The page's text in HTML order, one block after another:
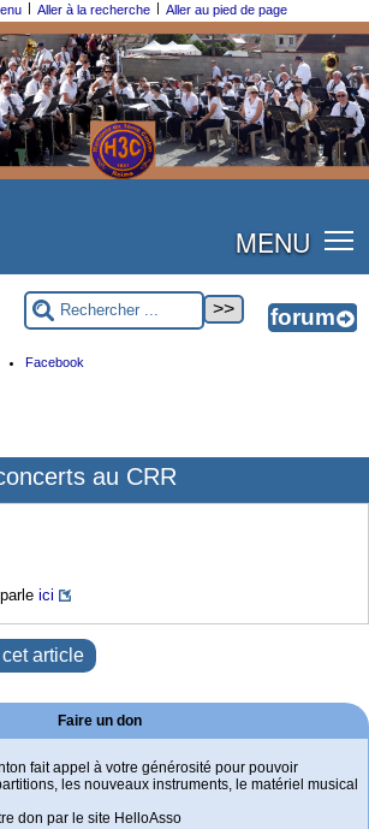
| Aller à la recherche | Aller au pied de page
MENU
Facebook
au CRR
ici
article
Faire un don
fait appel à votre générosité pour pouvoir
les nouveaux instruments, le matériel musical
don par le site HelloAsso